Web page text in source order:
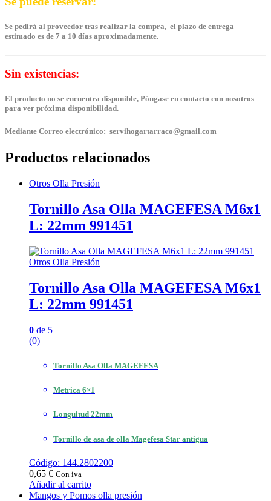
Se pedirá al proveedor tras realizar la compra, el plazo de entrega
estimado es de 7 a 10 días aproximadamente.
Sin existencias:
El producto no se encuentra disponible, Póngase en contacto con nosotros
para ver próxima disponibilidad.
Mediante Correo electrónico: servihogartarraco@gmail.com
Productos relacionados
Otros Olla Presión
Tornillo Asa Olla MAGEFESA M6x1
L: 22mm 991451
Otros Olla Presión
Tornillo Asa Olla MAGEFESA M6x1
L: 22mm 991451
0 de 5
(0)
Tornillo Asa Olla MAGEFESA
Metrica 6×1
Longuitud 22mm
Tornillo de asa de olla Magefesa Star antigua
Código: 144.2802200
0,65 € Con iva
Añadir al carrito
Mangos y Pomos olla presión